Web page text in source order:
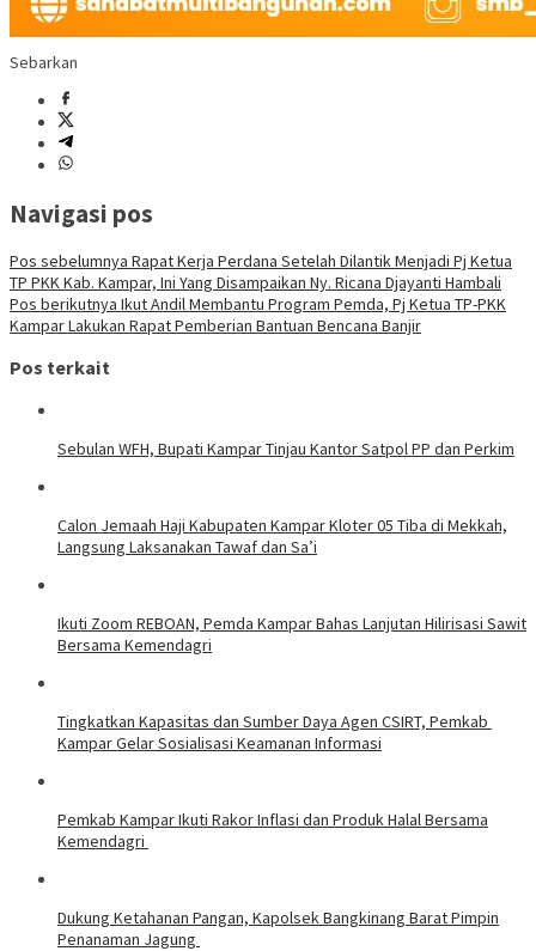
Sebarkan
Navigasi pos
Pos sebelumnya Rapat Kerja Perdana Setelah Dilantik Menjadi Pj Ketua
TP PKK Kab. Kampar, Ini Yang Disampaikan Ny. Ricana Djayanti Hambali
Pos berikutnya Ikut Andil Membantu Program Pemda, Pj Ketua TP-PKK
Kampar Lakukan Rapat Pemberian Bantuan Bencana Banjir
Pos terkait
Sebulan WFH, Bupati Kampar Tinjau Kantor Satpol PP dan Perkim
Calon Jemaah Haji Kabupaten Kampar Kloter 05 Tiba di Mekkah,
Langsung Laksanakan Tawaf dan Sa’i
Ikuti Zoom REBOAN, Pemda Kampar Bahas Lanjutan Hilirisasi Sawit
Bersama Kemendagri
Tingkatkan Kapasitas dan Sumber Daya Agen CSIRT, Pemkab
Kampar Gelar Sosialisasi Keamanan Informasi
Pemkab Kampar Ikuti Rakor Inflasi dan Produk Halal Bersama
Kemendagri
Dukung Ketahanan Pangan, Kapolsek Bangkinang Barat Pimpin
Penanaman Jagung